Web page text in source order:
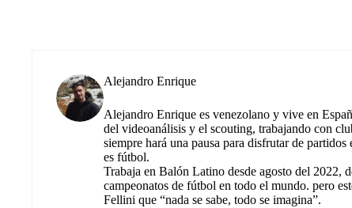
Alejandro Enrique
Alejandro Enrique es venezolano y vive en
del videoanálisis y el scouting, trabajando con
siempre hará una pausa para disfrutar de
es fútbol.
Trabaja en Balón Latino desde agosto del 2022,
campeonatos de fútbol en todo el mundo. pero
Fellini que “nada se sabe, todo se imagina”.